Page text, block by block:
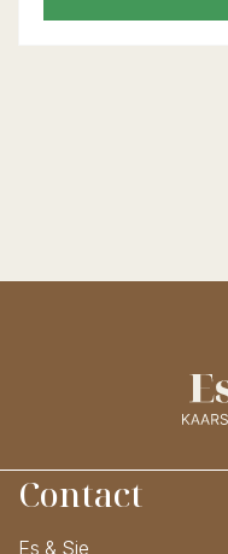
Contact
Es & Sie